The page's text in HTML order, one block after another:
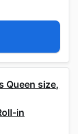
Queen size,
in